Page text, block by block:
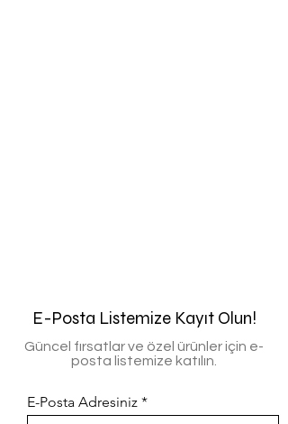
E-Posta Listemize Kayıt Olun!
Güncel fırsatlar ve özel ürünler için e-
posta listemize katılın.
E-Posta Adresiniz